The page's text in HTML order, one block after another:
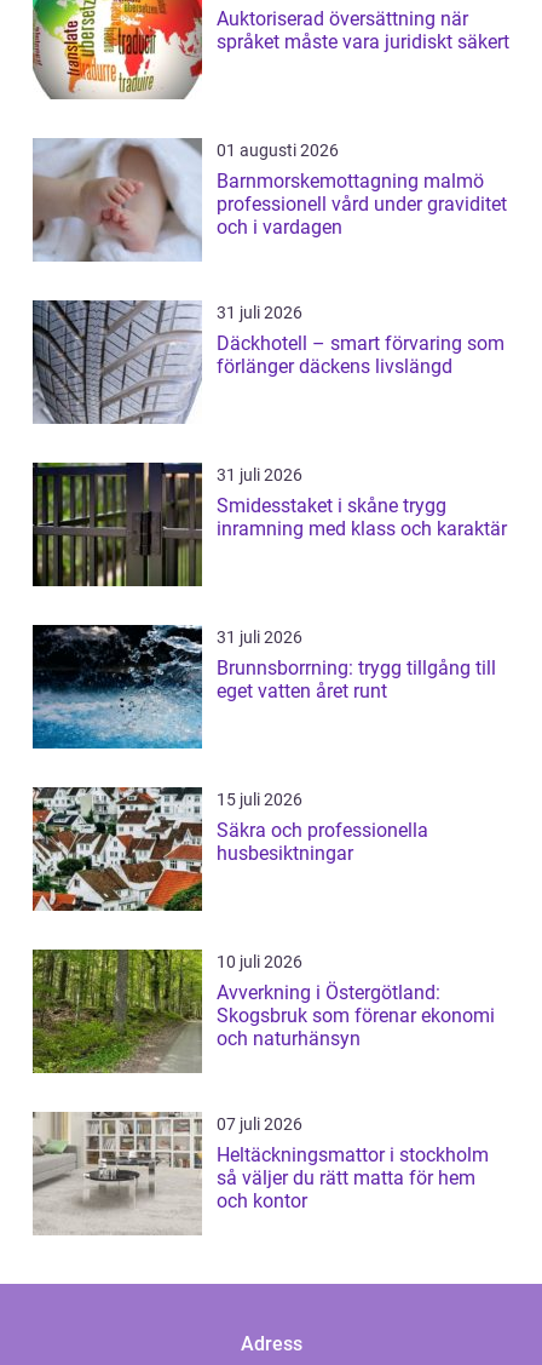
Auktoriserad översättning när
språket måste vara juridiskt säkert
01 augusti 2026
Barnmorskemottagning malmö
professionell vård under graviditet
och i vardagen
31 juli 2026
Däckhotell – smart förvaring som
förlänger däckens livslängd
31 juli 2026
Smidesstaket i skåne trygg
inramning med klass och karaktär
31 juli 2026
Brunnsborrning: trygg tillgång till
eget vatten året runt
15 juli 2026
Säkra och professionella
husbesiktningar
10 juli 2026
Avverkning i Östergötland:
Skogsbruk som förenar ekonomi
och naturhänsyn
07 juli 2026
Heltäckningsmattor i stockholm
så väljer du rätt matta för hem
och kontor
Adress